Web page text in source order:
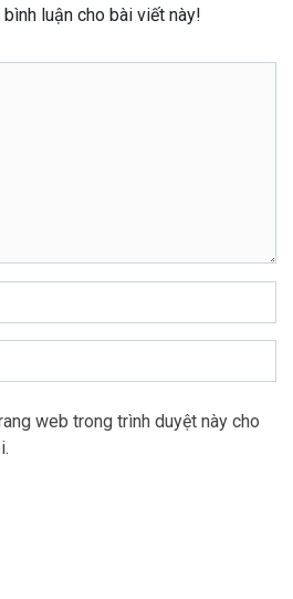
luận cho bài viết này!
web trong trình duyệt này cho